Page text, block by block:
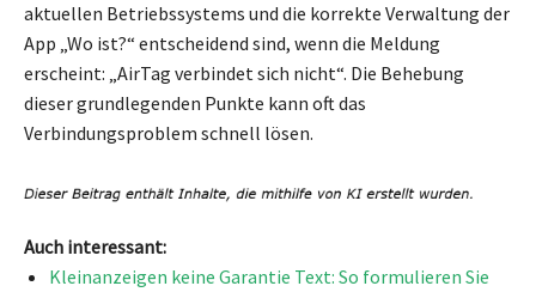
aktuellen Betriebssystems und die korrekte Verwaltung der
App „Wo ist?“ entscheidend sind, wenn die Meldung
erscheint: „AirTag verbindet sich nicht“. Die Behebung
dieser grundlegenden Punkte kann oft das
Verbindungsproblem schnell lösen.
Auch interessant:
Kleinanzeigen keine Garantie Text: So formulieren Sie